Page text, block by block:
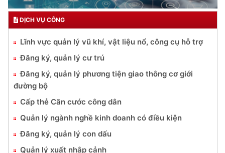
DỊCH VỤ CÔNG
Lĩnh vực quản lý vũ khí, vật liệu nổ, công cụ hỗ trợ
Đăng ký, quản lý cư trú
Đăng ký, quản lý phương tiện giao thông cơ giới
đường bộ
Cấp thẻ Căn cước công dân
Quản lý ngành nghề kinh doanh có điều kiện
Đăng ký, quản lý con dấu
Quản lý xuất nhập cảnh